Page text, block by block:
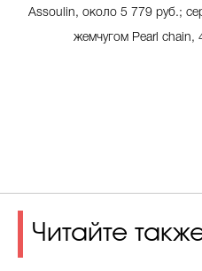
Assoulin, около 5 779 руб.; c
жемчугом Pearl chain,
Читайте